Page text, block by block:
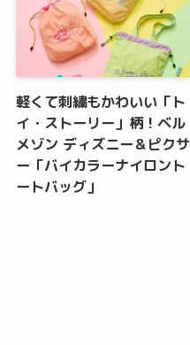
軽くて刺繍もかわいい「ト
イ・ストーリー」柄！ベル
メゾン ディズニー＆ピクサ
ー「バイカラーナイロント
ートバッグ」